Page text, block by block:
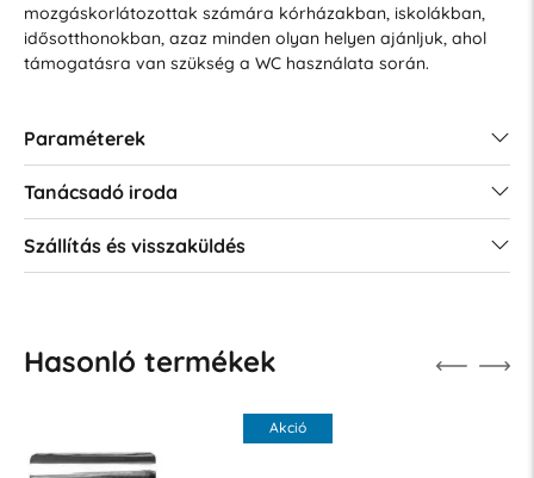
mozgáskorlátozottak számára kórházakban, iskolákban,
idősotthonokban, azaz minden olyan helyen ajánljuk, ahol
támogatásra van szükség a WC használata során.
Paraméterek
Tanácsadó iroda
Szállítás és visszaküldés
Hasonló termékek
Akció